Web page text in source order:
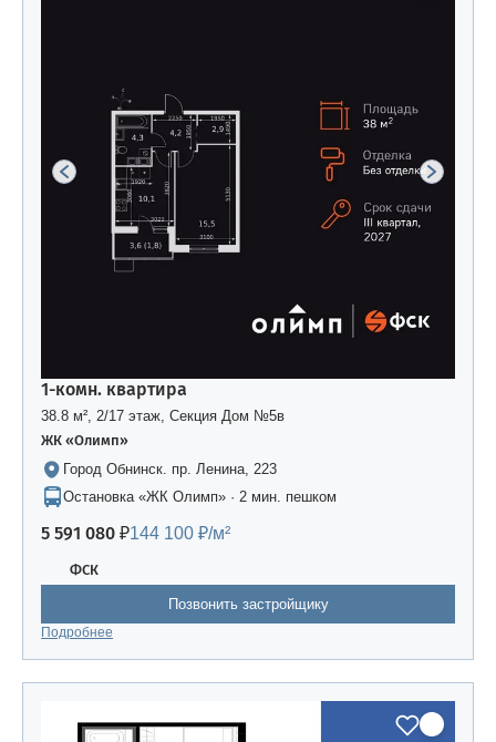
1-комн. квартира
38.8 м², 2/17 этаж, Секция Дом №5в
ЖК «Олимп»
Город Обнинск. пр. Ленина, 223
Остановка «ЖК Олимп» · 2 мин. пешком
5 591 080 ₽144 100 ₽/м²
ФСК
Позвонить застройщику
Подробнее